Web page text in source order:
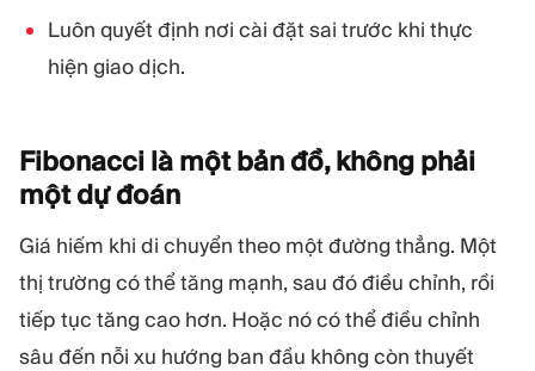
Luôn quyết định nơi cài đặt sai trước khi thực
hiện giao dịch.
Fibonacci là một bản đồ, không phải
một dựđoán
Giá hiếm khi di chuyển theo một đường thẳng. Một
thị trường có thể tăng mạnh, sau đó điều chỉnh, rồi
tiếp tục tăng cao hơn. Hoặc nó có thể điều chỉnh
sâu đến nỗi xu hướng ban đầu không còn thuyết